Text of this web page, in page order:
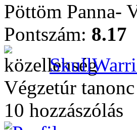
Pöttöm Panna-
Pontszám: 8.17
Végzetúr tanonc
10 hozzászólás